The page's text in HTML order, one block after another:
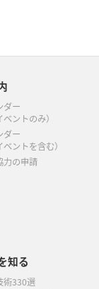
ダー
ベントのみ）
ダー
ベントを含む）
力の申請
知る
術330選